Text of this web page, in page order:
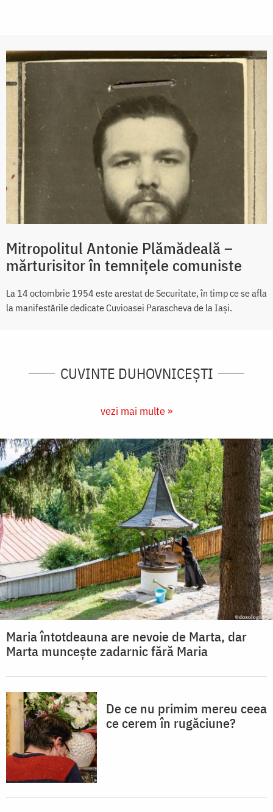
Mitropolitul Antonie Plămădeală –
mărturisitor în temnițele comuniste
La 14 octombrie 1954 este arestat de Securitate, în timp ce se afla
la manifestările dedicate Cuvioasei Parascheva de la Iași.
CUVINTE DUHOVNICEȘTI
vezi mai multe »
Maria întotdeauna are nevoie de Marta, dar
Marta muncește zadarnic fără Maria
De ce nu primim mereu ceea
ce cerem în rugăciune?